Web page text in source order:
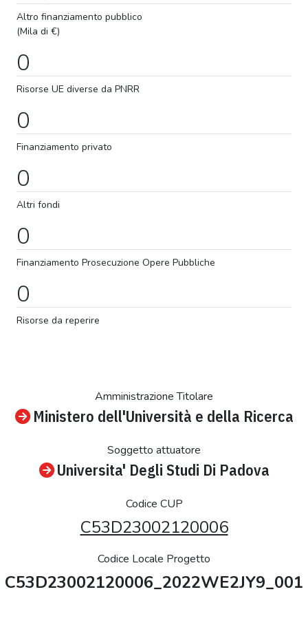
Altro finanziamento pubblico
(Mila di €)
0
Risorse UE diverse da PNRR
0
Finanziamento privato
0
Altri fondi
0
Finanziamento Prosecuzione Opere Pubbliche
0
Risorse da reperire
Amministrazione Titolare
Ministero dell'Università e della Ricerca
Soggetto attuatore
Universita' Degli Studi Di Padova
Codice CUP
C53D23002120006
Codice Locale Progetto
C53D23002120006_2022WE2JY9_001